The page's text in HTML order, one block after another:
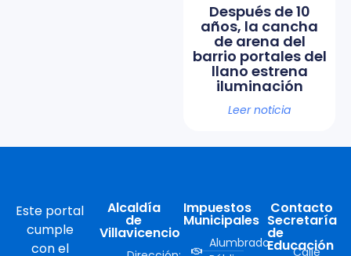
Después de 10
años, la cancha
de arena del
barrio portales del
llano estrena
iluminación
Leer noticia
Este portal
cumple
con el
Alcaldía
de
Villavicencio
Impuestos
Municipales
Alumbrado
Contacto
Secretaría
de
Educación
Calle